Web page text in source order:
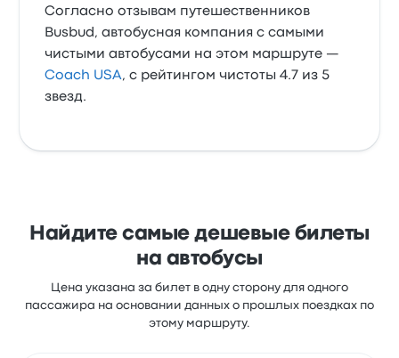
Согласно отзывам путешественников
Busbud, автобусная компания с самыми
чистыми автобусами на этом маршруте —
Coach USA, с рейтингом чистоты 4.7 из 5
звезд.
Найдите самые дешевые билеты
на автобусы
Цена указана за билет в одну сторону для одного
пассажира на основании данных о прошлых поездках по
этому маршруту.